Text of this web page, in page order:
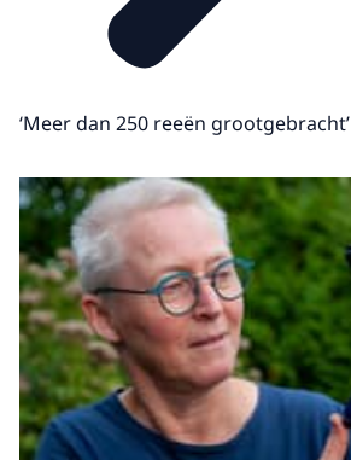
‘Meer dan 250 reeën grootgebracht’